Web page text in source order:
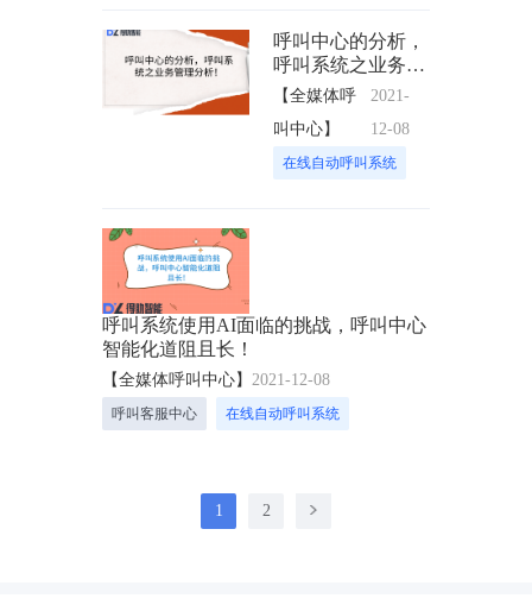
呼叫中心的分析，
呼叫系统之业务管
理分析！
【全媒体呼
叫中心】
2021-
12-08
在线自动呼叫系统
呼叫系统使用AI面临的挑战，呼叫中心
智能化道阻且长！
【全媒体呼叫中心】 2021-12-08
呼叫客服中心 在线自动呼叫系统
1 2